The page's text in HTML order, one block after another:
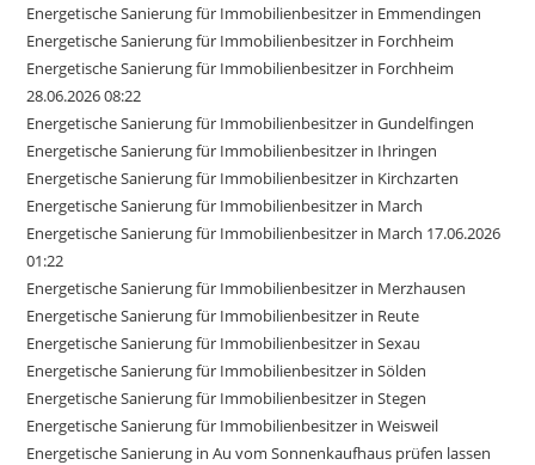
Energetische Sanierung für Immobilienbesitzer in Emmendingen
Energetische Sanierung für Immobilienbesitzer in Forchheim
Energetische Sanierung für Immobilienbesitzer in Forchheim
28.06.2026 08:22
Energetische Sanierung für Immobilienbesitzer in Gundelfingen
Energetische Sanierung für Immobilienbesitzer in Ihringen
Energetische Sanierung für Immobilienbesitzer in Kirchzarten
Energetische Sanierung für Immobilienbesitzer in March
Energetische Sanierung für Immobilienbesitzer in March 17.06.2026
01:22
Energetische Sanierung für Immobilienbesitzer in Merzhausen
Energetische Sanierung für Immobilienbesitzer in Reute
Energetische Sanierung für Immobilienbesitzer in Sexau
Energetische Sanierung für Immobilienbesitzer in Sölden
Energetische Sanierung für Immobilienbesitzer in Stegen
Energetische Sanierung für Immobilienbesitzer in Weisweil
Energetische Sanierung in Au vom Sonnenkaufhaus prüfen lassen